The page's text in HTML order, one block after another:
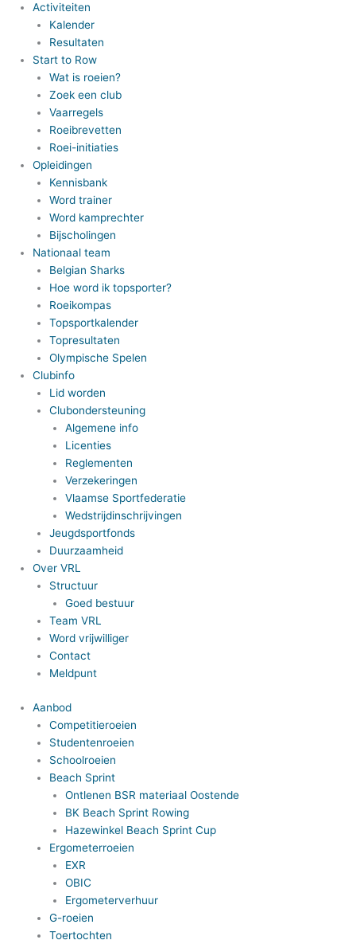
Activiteiten
Kalender
Resultaten
Start to Row
Wat is roeien?
Zoek een club
Vaarregels
Roeibrevetten
Roei-initiaties
Opleidingen
Kennisbank
Word trainer
Word kamprechter
Bijscholingen
Nationaal team
Belgian Sharks
Hoe word ik topsporter?
Roeikompas
Topsportkalender
Topresultaten
Olympische Spelen
Clubinfo
Lid worden
Clubondersteuning
Algemene info
Licenties
Reglementen
Verzekeringen
Vlaamse Sportfederatie
Wedstrijdinschrijvingen
Jeugdsportfonds
Duurzaamheid
Over VRL
Structuur
Goed bestuur
Team VRL
Word vrijwilliger
Contact
Meldpunt
Aanbod
Competitieroeien
Studentenroeien
Schoolroeien
Beach Sprint
Ontlenen BSR materiaal Oostende
BK Beach Sprint Rowing
Hazewinkel Beach Sprint Cup
Ergometerroeien
EXR
OBIC
Ergometerverhuur
G-roeien
Toertochten